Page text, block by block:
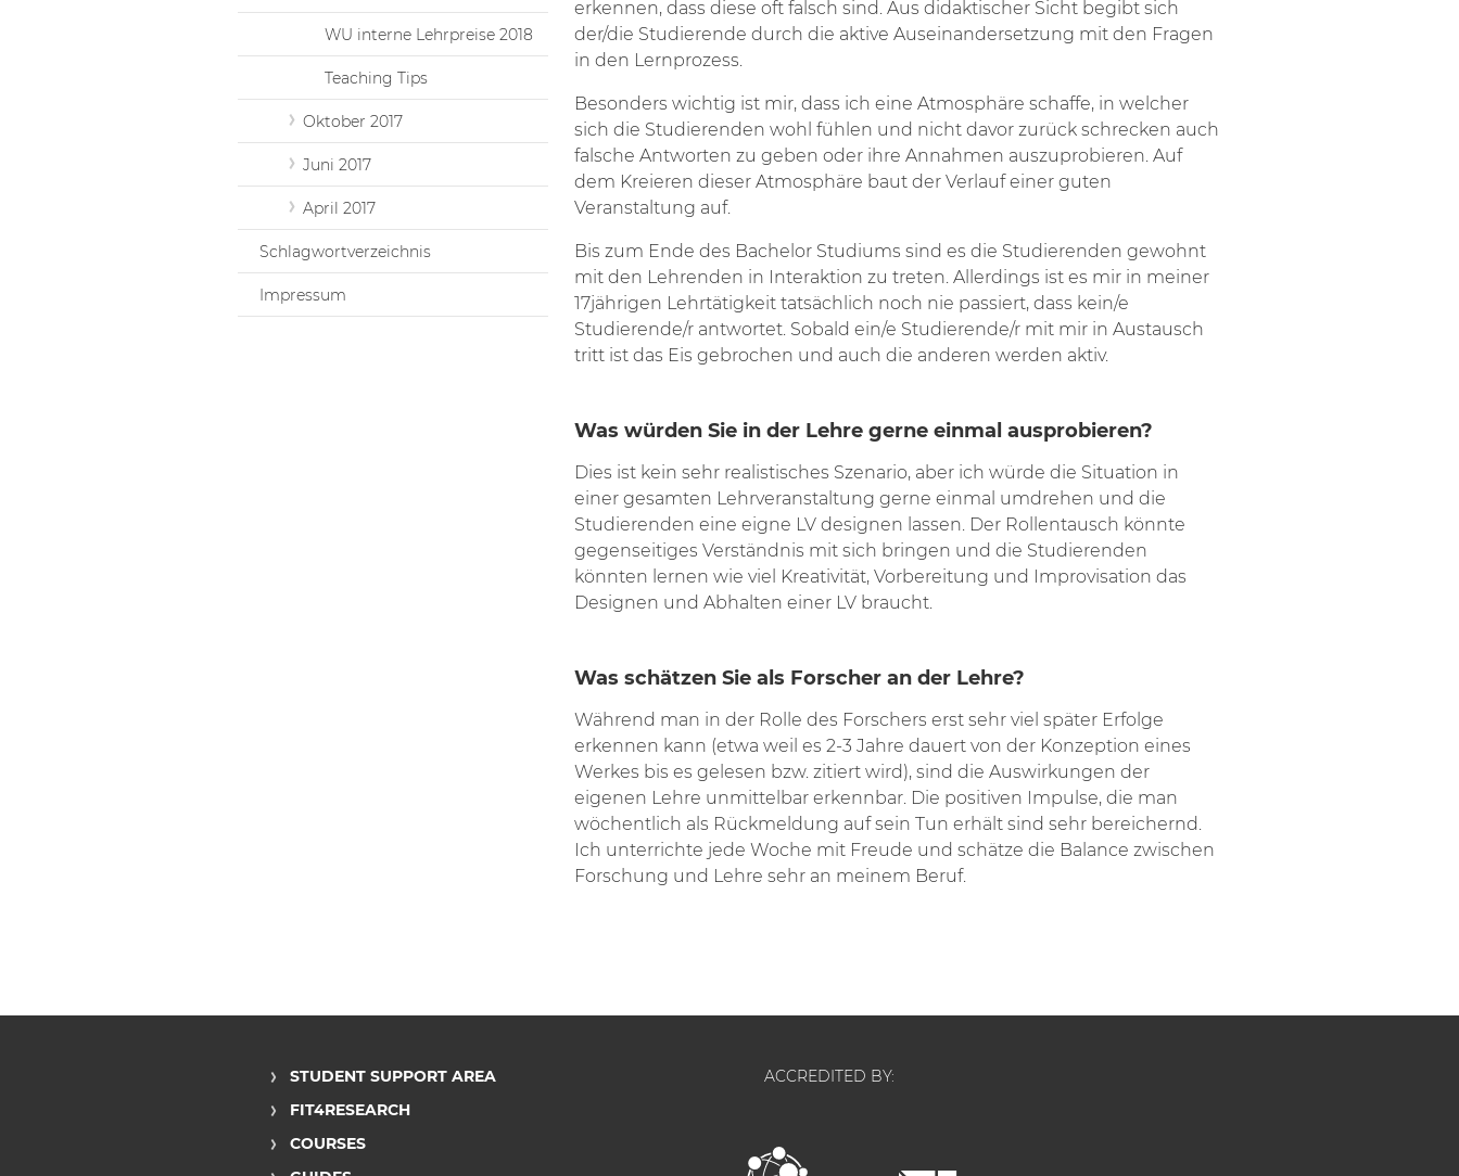
WU interne Lehrpreise 2018
Teaching Tips
Oktober 2017
Juni 2017
April 2017
Schlagwortverzeichnis
Impressum
erkennen, dass diese oft falsch sind. Aus didaktischer Sicht begibt sich
der/die Studierende durch die aktive Auseinandersetzung mit den Fragen
in den Lernprozess.
Besonders wichtig ist mir, dass ich eine Atmosphäre schaffe, in welcher
sich die Studierenden wohl fühlen und nicht davor zurück schrecken auch
falsche Antworten zu geben oder ihre Annahmen auszuprobieren. Auf
dem Kreieren dieser Atmosphäre baut der Verlauf einer guten
Veranstaltung auf.
Bis zum Ende des Bachelor Studiums sind es die Studierenden gewohnt
mit den Lehrenden in Interaktion zu treten. Allerdings ist es mir in meiner
17jährigen Lehrtätigkeit tatsächlich noch nie passiert, dass kein/e
Studierende/r antwortet. Sobald ein/e Studierende/r mit mir in Austausch
tritt ist das Eis gebrochen und auch die anderen werden aktiv.
Was würden Sie in der Lehre gerne einmal ausprobieren?
Dies ist kein sehr realistisches Szenario, aber ich würde die Situation in
einer gesamten Lehrveranstaltung gerne einmal umdrehen und die
Studierenden eine eigne LV designen lassen. Der Rollentausch könnte
gegenseitiges Verständnis mit sich bringen und die Studierenden
könnten lernen wie viel Kreativität, Vorbereitung und Improvisation das
Designen und Abhalten einer LV braucht.
Was schätzen Sie als Forscher an der Lehre?
Während man in der Rolle des Forschers erst sehr viel später Erfolge
erkennen kann (etwa weil es 2-3 Jahre dauert von der Konzeption eines
Werkes bis es gelesen bzw. zitiert wird), sind die Auswirkungen der
eigenen Lehre unmittelbar erkennbar. Die positiven Impulse, die man
wöchentlich als Rückmeldung auf sein Tun erhält sind sehr bereichernd.
Ich unterrichte jede Woche mit Freude und schätze die Balance zwischen
Forschung und Lehre sehr an meinem Beruf.
STUDENT SUPPORT AREA
FIT4RESEARCH
COURSES
ACCREDITED BY: